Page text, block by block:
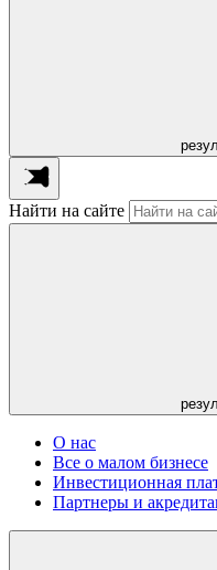
Найти на сайте
О нас
Все о малом бизнесе
Инвестиционная
Партнеры и